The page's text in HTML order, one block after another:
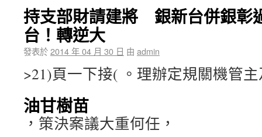
持支部財請建將 銀新台併銀彰
台！轉逆大
發表於2014 年 04 月 30 日 由 admin
>21)頁一下接( 。理辦定規關機管
油甘樹苗
，策決案議大重何任，